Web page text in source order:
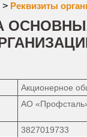
> Реквизиты
Акционерное
АО
3827019733